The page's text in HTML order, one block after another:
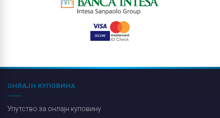
ОНЛАЈН КУПОВИНА
Упутство за онлајн куповину